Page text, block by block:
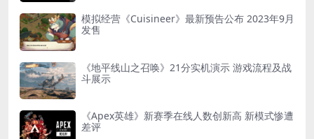
模拟经营《Cuisineer》最新预告公布 2023年9月
发售
《地平线山之召唤》21分实机演示 游戏流程及战
斗展示
《Apex英雄》新赛季在线人数创新高 新模式惨遭
差评